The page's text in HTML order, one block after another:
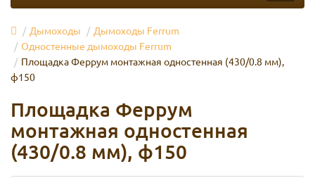
Дымоходы
Дымоходы Ferrum
Одностенные дымоходы Ferrum
Площадка Феррум монтажная одностенная (430/0.8 мм),
ф150
Площадка Феррум
монтажная одностенная
(430/0.8 мм), ф150